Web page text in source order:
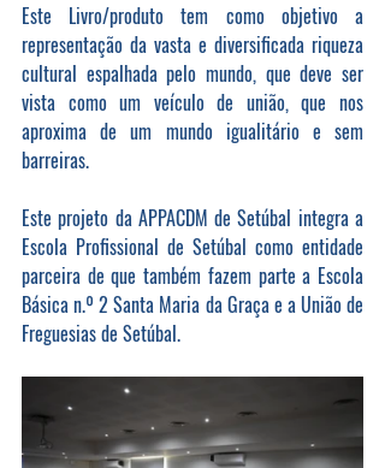
Este Livro/produto tem como objetivo a
representação da vasta e diversificada riqueza
cultural espalhada pelo mundo, que deve ser
vista como um veículo de união, que nos
aproxima de um mundo igualitário e sem
barreiras.
Este projeto da APPACDM de Setúbal integra a
Escola Profissional de Setúbal como entidade
parceira de que também fazem parte a Escola
Básica n.º 2 Santa Maria da Graça e a União de
Freguesias de Setúbal.